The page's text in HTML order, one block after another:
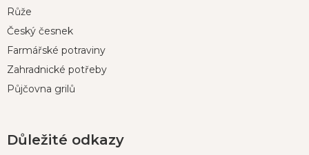
Růže
Český česnek
Farmářské potraviny
Zahradnické potřeby
Půjčovna grilů
Důležité odkazy